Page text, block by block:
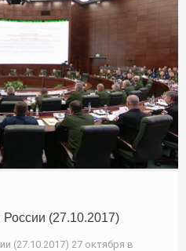
(27.10.2017)
(27.10.2017) 27 октября в